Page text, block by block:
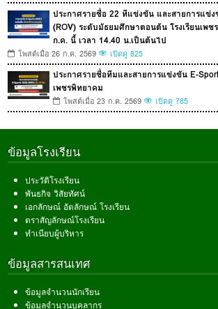
ประกาศรายชื่อ 22 ทีแข่งขัน และสายการแข่
(ROV) ระดับมัธยมศึกษาตอนต้น โรงเรียนเพ
ก.ค. นี้ เวลา 14.40 น.เป็นต้นไป
โพสต์เมื่อ 26 ก.ค. 2569 เปิดดู 825
ประกาศรายชื่อทีมและสายการแข่งขัน E-
เพชรพิทยาคม
โพสต์เมื่อ 23 ก.ค. 2569 เปิดดู 785
ข้อมูลโรงเรียน
ประวัติโรงเรียน
พันธกิจ วิสัยทัศน์
เอกลักษณ์ อัตลักษณ์ โรงเรียน
ตราสัญลักษณ์โรงเรียน
ทำเนียบผู้บริหาร
ข้อมูลสารสนเทศ
ข้อมูลจำนวนนักเรียน
ข้อมูลจำนวนบุคลากร